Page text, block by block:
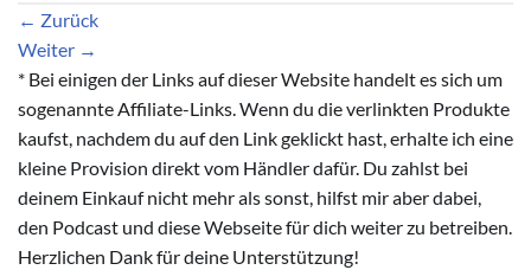
← Zurück
Weiter →
* Bei einigen der Links auf dieser Website handelt es sich um
sogenannte Affiliate-Links. Wenn du die verlinkten Produkte
kaufst, nachdem du auf den Link geklickt hast, erhalte ich eine
kleine Provision direkt vom Händler dafür. Du zahlst bei
deinem Einkauf nicht mehr als sonst, hilfst mir aber dabei,
den Podcast und diese Webseite für dich weiter zu betreiben.
Herzlichen Dank für deine Unterstützung!